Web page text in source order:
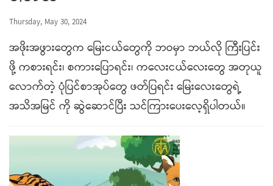
Thursday, May 30, 2024
အဖိုးအဖွားတွေက မြေးငယ်တွေကို ဘဝမှာ ဘယ်လို ကြီးပြင်း
ဖို့ ကစားရင်း၊ စကားပြောရင်း၊ ကလေးငယ်လေးတွေ အတုယူ
လောက်တဲ့ ပုံပြင်စာအုပ်တွေ ဖတ်ပြရင်း မြေးလေးတွေရဲ့
အသိအမြင် ကို ဆွဲဆောင်ပြီး သင်ကြားပေးလေ့ရှိပါတယ်။